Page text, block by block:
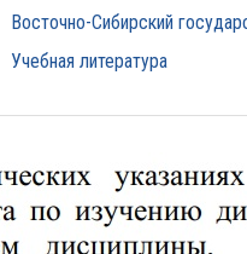
Восточно-Сибирский
Учебная литература